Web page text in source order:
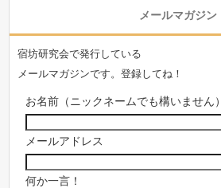
メールマガジン
宿坊研究会で発行している
メールマガジンです。登録してね！
お名前（ニックネームでも構いません）
メールアドレス
何か一言！